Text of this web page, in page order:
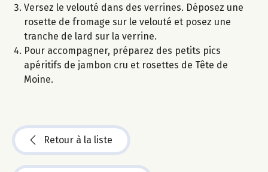
Versez le velouté dans des verrines. Déposez une
rosette de fromage sur le velouté et posez une
tranche de lard sur la verrine.
Pour accompagner, préparez des petits pics
apéritifs de jambon cru et rosettes de Tête de
Moine.
Retour à la liste